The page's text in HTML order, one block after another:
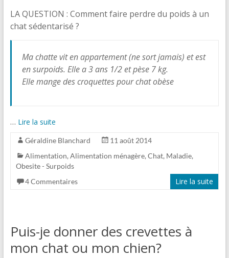
LA QUESTION : Comment faire perdre du poids à un
chat sédentarisé ?
Ma chatte vit en appartement (ne sort jamais) et est
en surpoids. Elle a 3 ans 1/2 et pèse 7 kg.
Elle mange des croquettes pour chat obèse
… Lire la suite
Géraldine Blanchard
11 août 2014
Alimentation, Alimentation ménagère, Chat, Maladie,
Obesite - Surpoids
4 Commentaires
Lire la suite
Puis-je donner des crevettes à
mon chat ou mon chien?